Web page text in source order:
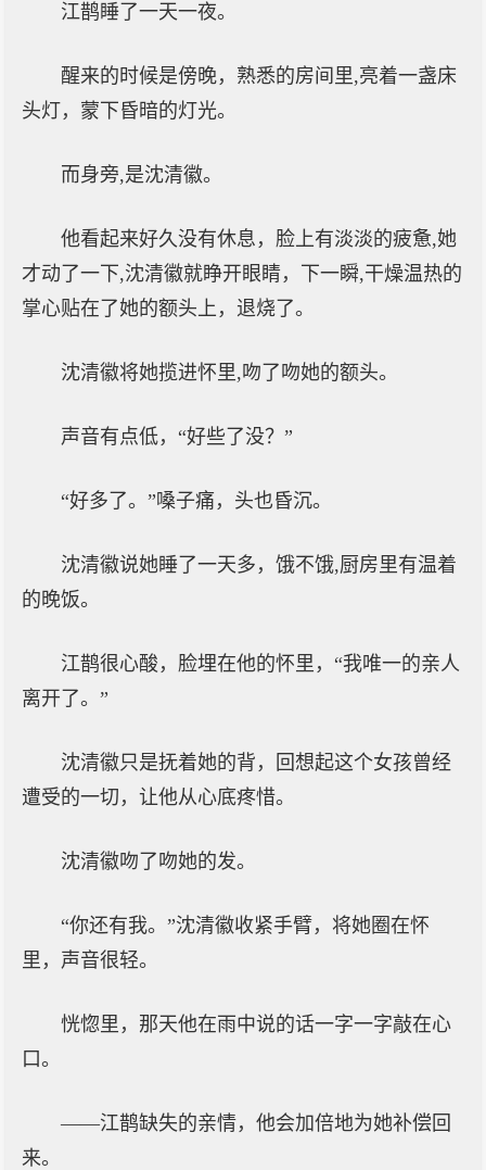
江鹊睡了一天一夜。
醒来的时候是傍晚，熟悉的房间里,亮着一盏床
头灯，蒙下昏暗的灯光。
而身旁,是沈清徽。
他看起来好久没有休息，脸上有淡淡的疲惫,她
才动了一下,沈清徽就睁开眼睛，下一瞬,干燥温热的
掌心贴在了她的额头上，退烧了。
沈清徽将她揽进怀里,吻了吻她的额头。
声音有点低，“好些了没？”
“好多了。”嗓子痛，头也昏沉。
沈清徽说她睡了一天多，饿不饿,厨房里有温着
的晚饭。
江鹊很心酸，脸埋在他的怀里，“我唯一的亲人
离开了。”
沈清徽只是抚着她的背，回想起这个女孩曾经
遭受的一切，让他从心底疼惜。
沈清徽吻了吻她的发。
“你还有我。”沈清徽收紧手臂，将她圈在怀
里，声音很轻。
恍惚里，那天他在雨中说的话一字一字敲在心
口。
——江鹊缺失的亲情，他会加倍地为她补偿回
来。